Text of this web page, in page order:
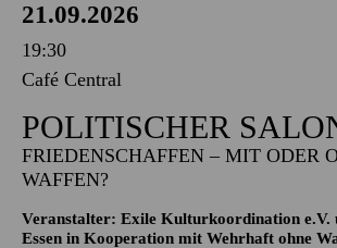
21.09.2026
19:30
Café Central
POLITISCHER
FRIEDENSCHAFFEN – MIT ODER
WAFFEN?
Veranstalter: Exile Kulturkoordination e.V.
Essen in Kooperation mit Wehrhaft ohne